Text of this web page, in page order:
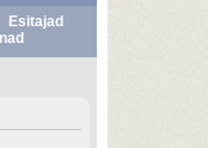
Esitajad